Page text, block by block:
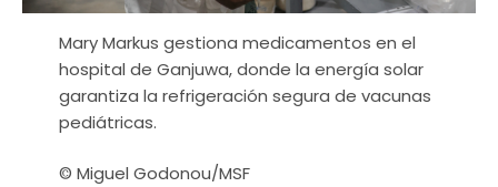
Mary Markus gestiona medicamentos en el
hospital de Ganjuwa, donde la energía solar
garantiza la refrigeración segura de vacunas
pediátricas.
© Miguel Godonou/MSF